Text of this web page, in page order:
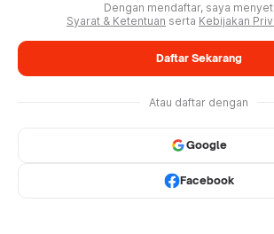
Dengan mendaftar, saya
Syarat & Ketentuan serta Kebijakan
Daftar Sekarang
Atau daftar dengan
Google
Facebook